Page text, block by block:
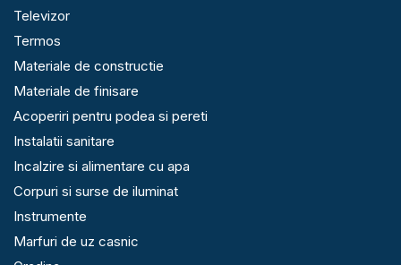
Televizor
Termos
Materiale de constructie
Materiale de finisare
Acoperiri pentru podea si pereti
Instalatii sanitare
Incalzire si alimentare cu apa
Corpuri si surse de iluminat
Instrumente
Marfuri de uz casnic